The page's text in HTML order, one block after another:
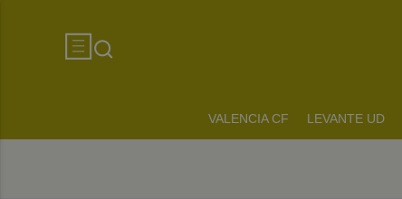
VALENCIA CF LEVANTE UD